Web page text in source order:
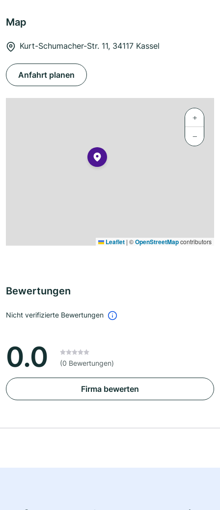
Map
Kurt-Schumacher-Str. 11, 34117 Kassel
Anfahrt planen
+
−
Leaflet | ©OpenStreetMapcontributors
Bewertungen
Nicht verifizierte Bewertungen
0.0 (0 Bewertungen)
Firma bewerten